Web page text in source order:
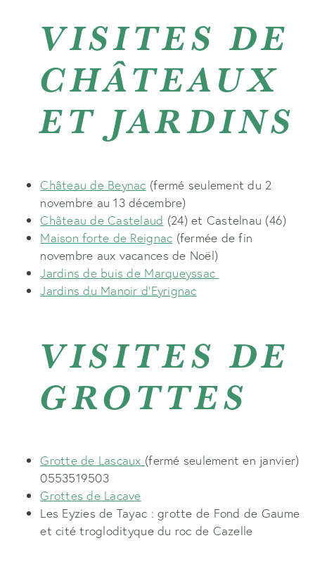
VISITES DE
CHÂTEAUX
ET JARDINS
Château de Beynac (fermé seulement du 2
novembre au 13 décembre)
Château de Castelaud (24) et Castelnau (46)
Maison forte de Reignac (fermée de fin
novembre aux vacances de Noël)
Jardins de buis de Marqueyssac
Jardins du Manoir d’Eyrignac
VISITES DE
GROTTES
Grotte de Lascaux (fermé seulement en janvier)
0553519503
Grottes de Lacave
Les Eyzies de Tayac : grotte de Fond de Gaume
et cité troglodityque du roc de Cazelle